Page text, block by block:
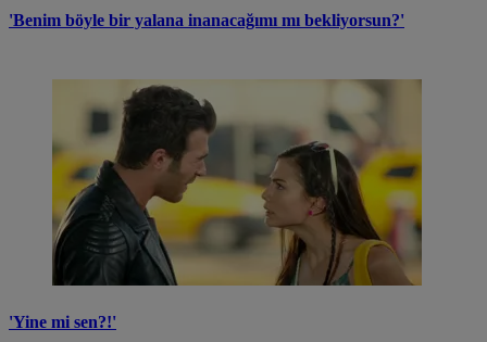
'Benim böyle bir yalana inanacağımı mı bekliyorsun?'
'Yine mi sen?!'